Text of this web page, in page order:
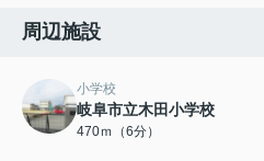
周辺施設
小学校
岐阜市立木田小学校
470ｍ（6分）